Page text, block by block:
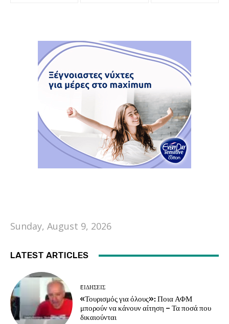
Sunday, August 9, 2026
LATEST ARTICLES
EΙΔΗΣΕΙΣ
«Τουρισμός για όλους»: Ποια ΑΦΜ
μπορούν να κάνουν αίτηση – Τα ποσά που
δικαιούνται